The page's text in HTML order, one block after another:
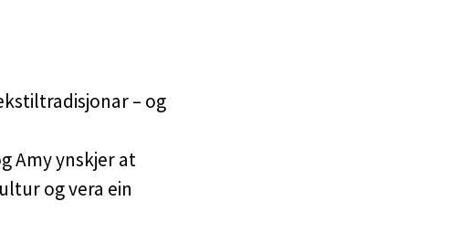
– og
Amy ynskjer at
og vera ein